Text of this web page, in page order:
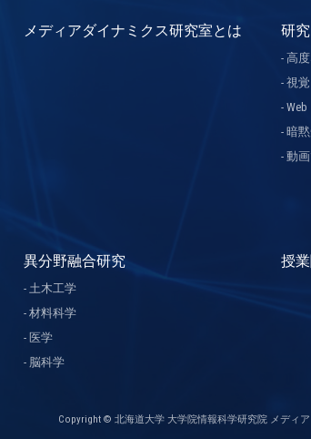
メディアダイナミクス研究室とは 研
高
視
Web
暗
動
異分野融合研究
土木工学
材料科学
医学
脳科学
授
Copyright © 北海道大学 大学院情報科学研究院 メディ